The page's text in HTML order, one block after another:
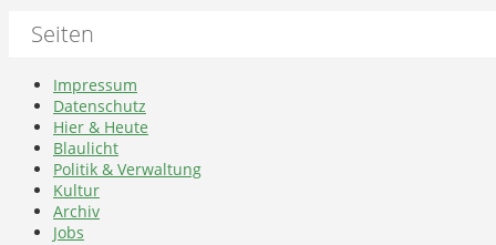
Seiten
Impressum
Datenschutz
Hier & Heute
Blaulicht
Politik & Verwaltung
Kultur
Archiv
Jobs